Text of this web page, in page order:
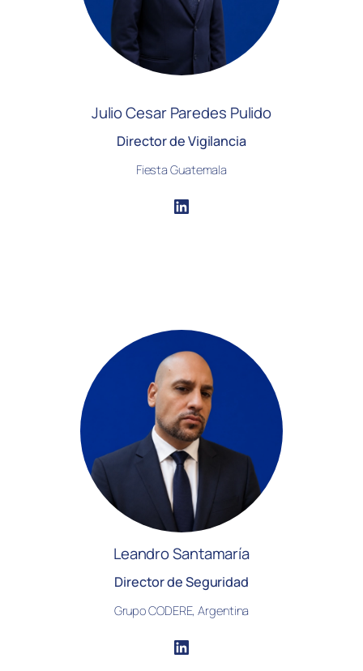
Julio Cesar Paredes Pulido
Director de Vigilancia
Fiesta Guatemala
LinkedIn
Leandro Santamaría
Director de Seguridad
Grupo CODERE, Argentina
LinkedIn